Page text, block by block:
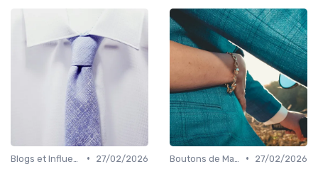
•
27/02/2026
•
27/02/2026